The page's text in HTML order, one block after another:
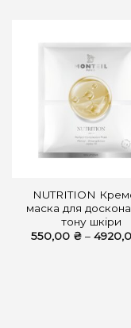
NUTRITION
маска для
тону шкіри
550,00 ₴ –